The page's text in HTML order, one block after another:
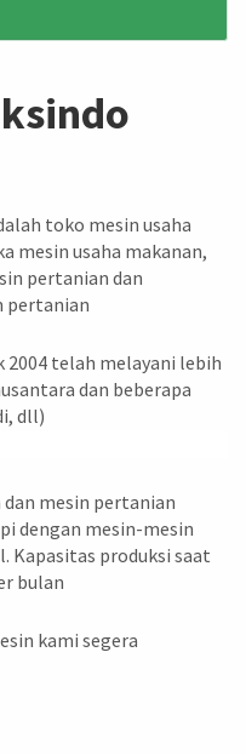
toko mesin usaha
mesin usaha makanan,
pertanian dan
pertanian
2004 telah melayani lebih
dan beberapa
dll)
mesin pertanian
dengan mesin-mesin
produksi saat
bulan
kami segera